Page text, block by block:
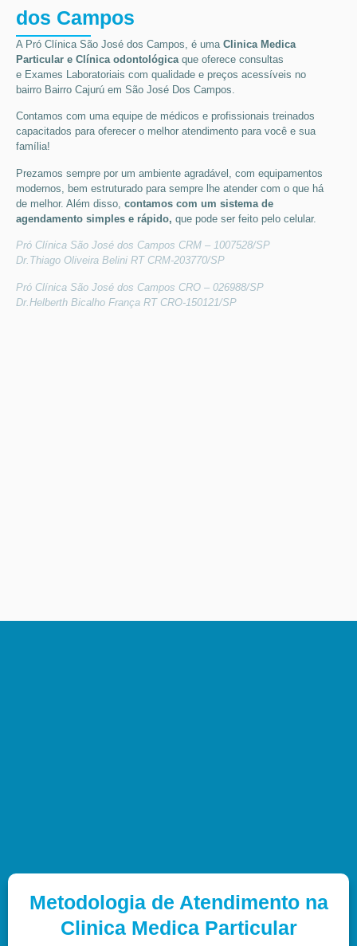
dos Campos
A Pró Clínica São José dos Campos, é uma Clinica Medica
Particular e Clínica odontológicaque oferece consultas
e Exames Laboratoriais com qualidade e preços acessíveis no
bairro Bairro Cajurú em São José Dos Campos.
Contamos com uma equipe de médicos e profissionais treinados
capacitados para oferecer o melhor atendimento para você e sua
família!
Prezamos sempre por um ambiente agradável, com equipamentos
modernos, bem estruturado para sempre lhe atender com o que há
de melhor. Além disso, contamos com um sistema de
agendamento simples e rápido, que pode ser feito pelo celular.
Pró Clínica São José dos Campos CRM – 1007528/SP
Dr.Thiago Oliveira Belini RT CRM-203770/SP
Pró Clínica São José dos Campos CRO – 026988/SP
Dr.Helberth Bicalho França RT CRO-150121/SP
Metodologia de Atendimento na
Clinica Medica Particular